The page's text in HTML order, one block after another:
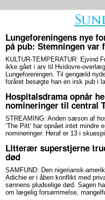
Lungeforeningens nye
på pub: Stemningen var
KULTUR-TEMPERATUR: Ejvind
ikke gået i arv til Hvidovre-
Lungeforeningen. Til gengæld
foråret besøgte han en irsk pub i
Hospitalsdrama opnår
nomineringer til central
STREAMING: Anden sæson af
‘The Pitt’ har opnået intet mindre
nomineringer. Heraf er 13 i
Litterær superstjerne
død
SAMFUND: Den nigeriansk-
Adichie er i åben konflikt med
sønnens pludselige død. Sagen
om lægelig forsømmelse,